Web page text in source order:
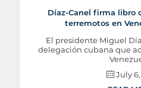
Díaz-Canel firma libro
terremotos en
El presidente Miguel
delegación cubana que
July